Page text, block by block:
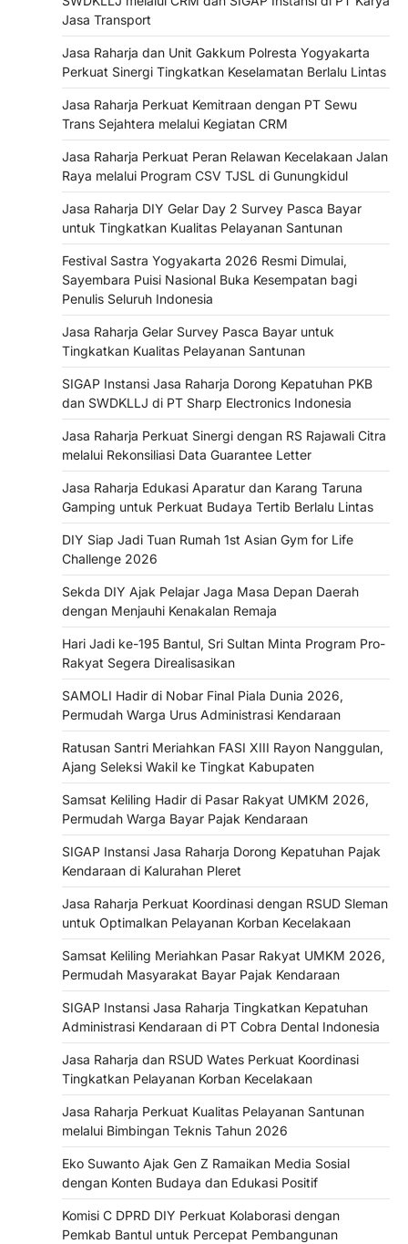
Jasa Transport
Jasa Raharja dan Unit Gakkum Polresta Yogyakarta
Perkuat Sinergi Tingkatkan Keselamatan Berlalu Lintas
Jasa Raharja Perkuat Kemitraan dengan PT Sewu
Trans Sejahtera melalui Kegiatan CRM
Jasa Raharja Perkuat Peran Relawan Kecelakaan Jalan
Raya melalui Program CSV TJSL di Gunungkidul
Jasa Raharja DIY Gelar Day 2 Survey Pasca Bayar
untuk Tingkatkan Kualitas Pelayanan Santunan
Festival Sastra Yogyakarta 2026 Resmi Dimulai,
Sayembara Puisi Nasional Buka Kesempatan bagi
Penulis Seluruh Indonesia
Jasa Raharja Gelar Survey Pasca Bayar untuk
Tingkatkan Kualitas Pelayanan Santunan
SIGAP Instansi Jasa Raharja Dorong Kepatuhan PKB
dan SWDKLLJ di PT Sharp Electronics Indonesia
Jasa Raharja Perkuat Sinergi dengan RS Rajawali Citra
melalui Rekonsiliasi Data Guarantee Letter
Jasa Raharja Edukasi Aparatur dan Karang Taruna
Gamping untuk Perkuat Budaya Tertib Berlalu Lintas
DIY Siap Jadi Tuan Rumah 1st Asian Gym for Life
Challenge 2026
Sekda DIY Ajak Pelajar Jaga Masa Depan Daerah
dengan Menjauhi Kenakalan Remaja
Hari Jadi ke-195 Bantul, Sri Sultan Minta Program Pro-
Rakyat Segera Direalisasikan
SAMOLI Hadir di Nobar Final Piala Dunia 2026,
Permudah Warga Urus Administrasi Kendaraan
Ratusan Santri Meriahkan FASI XIII Rayon Nanggulan,
Ajang Seleksi Wakil ke Tingkat Kabupaten
Samsat Keliling Hadir di Pasar Rakyat UMKM 2026,
Permudah Warga Bayar Pajak Kendaraan
SIGAP Instansi Jasa Raharja Dorong Kepatuhan Pajak
Kendaraan di Kalurahan Pleret
Jasa Raharja Perkuat Koordinasi dengan RSUD Sleman
untuk Optimalkan Pelayanan Korban Kecelakaan
Samsat Keliling Meriahkan Pasar Rakyat UMKM 2026,
Permudah Masyarakat Bayar Pajak Kendaraan
SIGAP Instansi Jasa Raharja Tingkatkan Kepatuhan
Administrasi Kendaraan di PT Cobra Dental Indonesia
Jasa Raharja dan RSUD Wates Perkuat Koordinasi
Tingkatkan Pelayanan Korban Kecelakaan
Jasa Raharja Perkuat Kualitas Pelayanan Santunan
melalui Bimbingan Teknis Tahun 2026
Eko Suwanto Ajak Gen Z Ramaikan Media Sosial
dengan Konten Budaya dan Edukasi Positif
Komisi C DPRD DIY Perkuat Kolaborasi dengan
Pemkab Bantul untuk Percepat Pembangunan